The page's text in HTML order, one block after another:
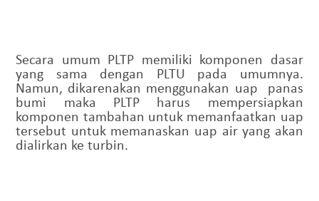
Secara umum PLTP memiliki komponen dasar
yang sama dengan PLTU pada umumnya.
Namun, dikarenakan menggunakan uap
panas
bumi maka PLTP harus mempersiapkan
komponen tambahan untuk memanfaatkan uap
tersebut untuk memanaskan uap air yang akan
dialirkan ke turbin.